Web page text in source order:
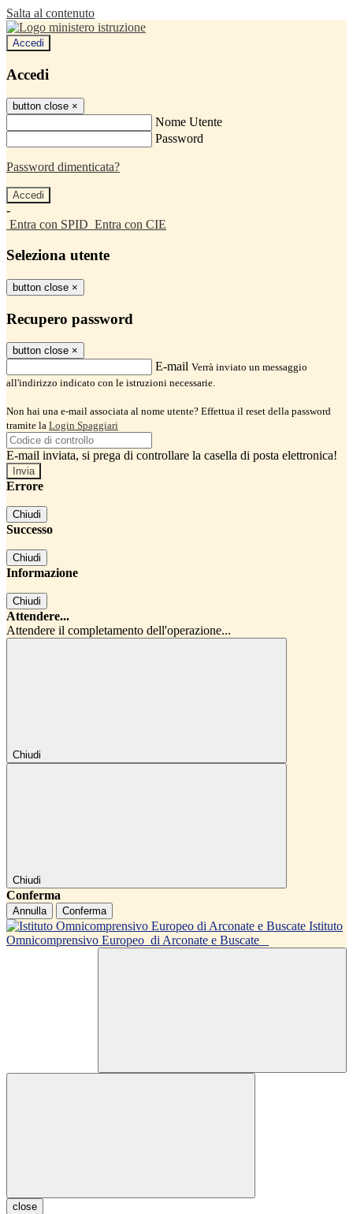
Salta al contenuto
Accedi
Accedi
button close ×
Nome Utente
Password
Password dimenticata?
-
Entra con SPID Entra con CIE
Seleziona utente
button close ×
Recupero password
button close ×
E-mail Verrà inviato un messaggio
all'indirizzo indicato con le istruzioni necessarie.
Non hai una e-mail associata al nome utente? Effettua il reset della password
tramite la Login Spaggiari
E-mail inviata, si prega di controllare la casella di posta elettronica!
Errore
Chiudi
Successo
Chiudi
Informazione
Chiudi
Attendere...
Attendere il completamento dell'operazione...
Chiudi
Chiudi
Conferma
Annulla Conferma
Istituto
Omnicomprensivo Europeo di Arconate e Buscate
close